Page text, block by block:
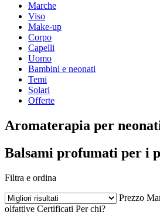
Marche
Viso
Make-up
Corpo
Capelli
Uomo
Bambini e neonati
Temi
Solari
Offerte
Aromaterapia per
Balsami profumati per i
Filtra e ordina
Prezzo
olfattive Certificati Per chi?